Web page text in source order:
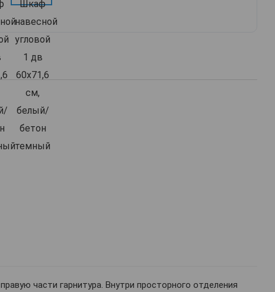
части гарнитура. Внутри просторного отделения